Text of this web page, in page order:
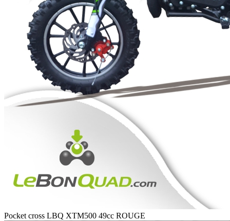
Pocket cross LBQ XTM500 49cc ROUGE